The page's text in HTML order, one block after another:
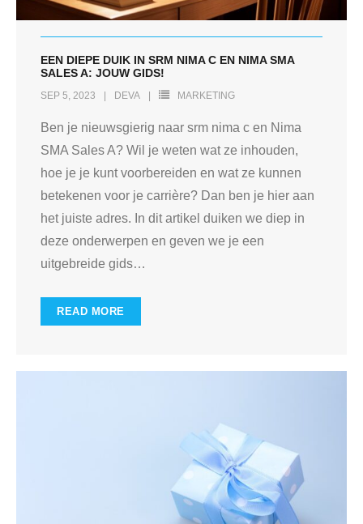
EEN DIEPE DUIK IN SRM NIMA C EN NIMA SMA
SALES A: JOUW GIDS!
SEP 5, 2023 DEVA MARKETING
Ben je nieuwsgierig naar srm nima c en Nima
SMA Sales A? Wil je weten wat ze inhouden,
hoe je je kunt voorbereiden en wat ze kunnen
betekenen voor je carrière? Dan ben je hier aan
het juiste adres. In dit artikel duiken we diep in
deze onderwerpen en geven we je een
uitgebreide gids…
READ MORE